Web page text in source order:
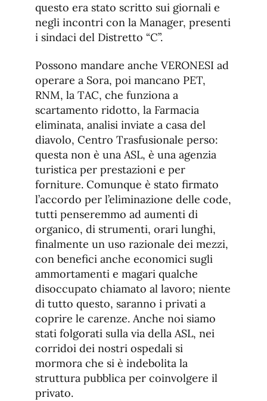
questo era stato scritto sui giornali e
negli incontri con la Manager, presenti
i sindaci del Distretto “C”.
Possono mandare anche VERONESI ad
operare a Sora, poi mancano PET,
RNM, la TAC, che funziona a
scartamento ridotto, la Farmacia
eliminata, analisi inviate a casa del
diavolo, Centro Trasfusionale perso:
questa non è una ASL, è una agenzia
turistica per prestazioni e per
forniture. Comunque è stato firmato
l’accordo per l’eliminazione delle code,
tutti penseremmo ad aumenti di
organico, di strumenti, orari lunghi,
finalmente un uso razionale dei mezzi,
con benefici anche economici sugli
ammortamenti e magari qualche
disoccupato chiamato al lavoro; niente
di tutto questo, saranno i privati a
coprire le carenze. Anche noi siamo
stati folgorati sulla via della ASL, nei
corridoi dei nostri ospedali si
mormora che si è indebolita la
struttura pubblica per coinvolgere il
privato.